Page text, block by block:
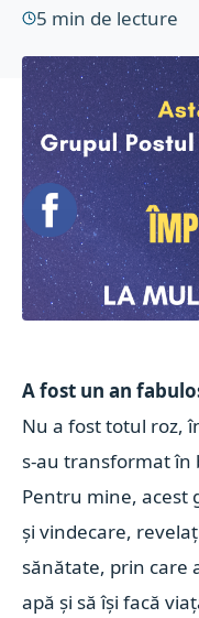
5 min de lecture
A fost un an
Nu a fost totul roz,
s-au transformat în
Pentru mine, acest
și vindecare,
sănătate, prin care
apă și să își facă